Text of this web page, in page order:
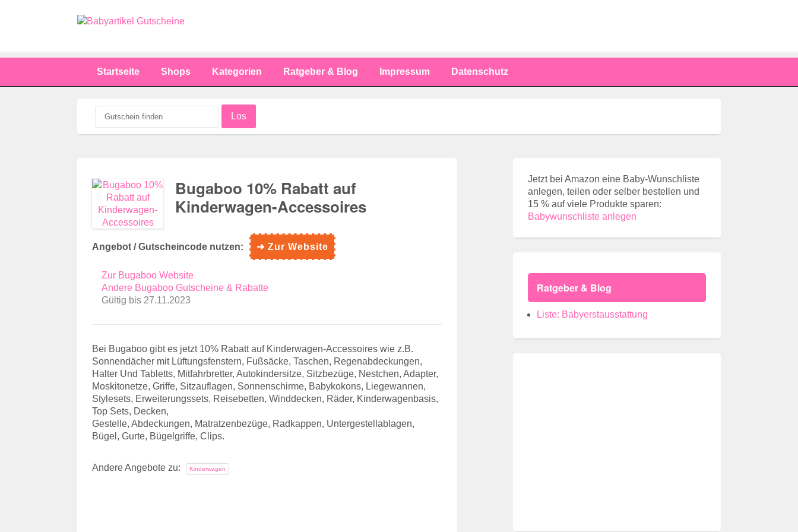
Startseite Shops Kategorien Ratgeber & Blog Impressum Datenschutz
Los
Bugaboo 10% Rabatt auf
Kinderwagen-Accessoires
Angebot / Gutscheincode nutzen: ➜ Zur Website
Zur Bugaboo Website
Andere Bugaboo Gutscheine & Rabatte
Gültig bis 27.11.2023
Bei Bugaboo gibt es jetzt 10% Rabatt auf Kinderwagen-Accessoires wie z.B.
Sonnendächer mit Lüftungsfenstern, Fußsäcke, Taschen, Regenabdeckungen,
Halter Und Tabletts, Mitfahrbretter, Autokindersitze, Sitzbezüge, Nestchen, Adapter,
Moskitonetze, Griffe, Sitzauflagen, Sonnenschirme, Babykokons, Liegewannen,
Stylesets, Erweiterungssets, Reisebetten, Winddecken, Räder, Kinderwagenbasis,
Top Sets, Decken,
Gestelle, Abdeckungen, Matratzenbezüge, Radkappen, Untergestellablagen,
Bügel, Gurte, Bügelgriffe, Clips.
Andere Angebote zu: Kinderwagen
Jetzt bei Amazon eine Baby-Wunschliste
anlegen, teilen oder selber bestellen und
15 % auf viele Produkte sparen:
Babywunschliste anlegen
Ratgeber & Blog
Liste: Babyerstausstattung